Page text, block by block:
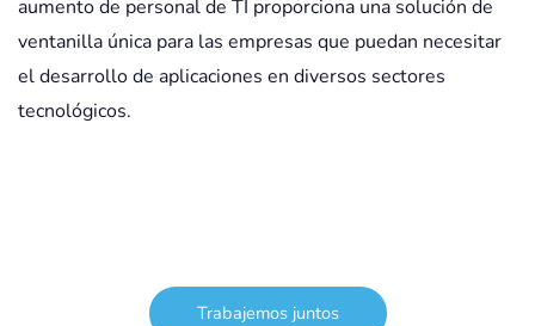
aumento de personal de TI proporciona una solución de
ventanilla única para las empresas que puedan necesitar
el desarrollo de aplicaciones en diversos sectores
tecnológicos.
Trabajemos juntos